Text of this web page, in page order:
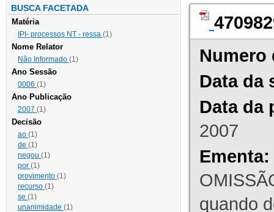
BUSCA FACETADA
Matéria
IPI- processos NT - ressa (1)
Nome Relator
Não Informado (1)
Ano Sessão
0006 (1)
Ano Publicação
2007 (1)
Decisão
ao (1)
de (1)
negou (1)
por (1)
provimento (1)
recurso (1)
se (1)
unanimidade (1)
Numero
Data da
Data da
2007
Ementa:
quando